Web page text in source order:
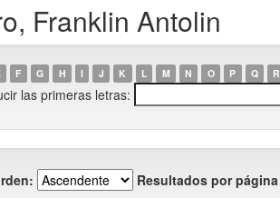
Franklin Antolin
F G H I J K L M N O P Q R
las primeras letras:
Resultados por página